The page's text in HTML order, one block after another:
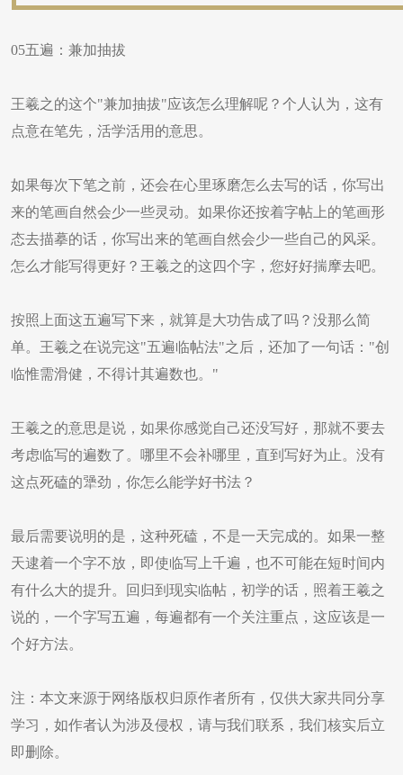
​05五遍：兼加抽拔
王羲之的这个"兼加抽拔"应该怎么理解呢？个人认为，这有
点意在笔先，活学活用的意思。
如果每次下笔之前，还会在心里琢磨怎么去写的话，你写出
来的笔画自然会少一些灵动。如果你还按着字帖上的笔画形
态去描摹的话，你写出来的笔画自然会少一些自己的风采。
怎么才能写得更好？王羲之的这四个字，您好好揣摩去吧。
按照上面这五遍写下来，就算是大功告成了吗？没那么简
单。王羲之在说完这"五遍临帖法"之后，还加了一句话："创
临惟需滑健，不得计其遍数也。"
王羲之的意思是说，如果你感觉自己还没写好，那就不要去
考虑临写的遍数了。哪里不会补哪里，直到写好为止。没有
这点死磕的犟劲，你怎么能学好书法？
最后需要说明的是，这种死磕，不是一天完成的。如果一整
天逮着一个字不放，即使临写上千遍，也不可能在短时间内
有什么大的提升。回归到现实临帖，初学的话，照着王羲之
说的，一个字写五遍，每遍都有一个关注重点，这应该是一
个好方法。
注：本文来源于网络版权归原作者所有，仅供大家共同分享
学习，如作者认为涉及侵权，请与我们联系，我们核实后立
即删除。